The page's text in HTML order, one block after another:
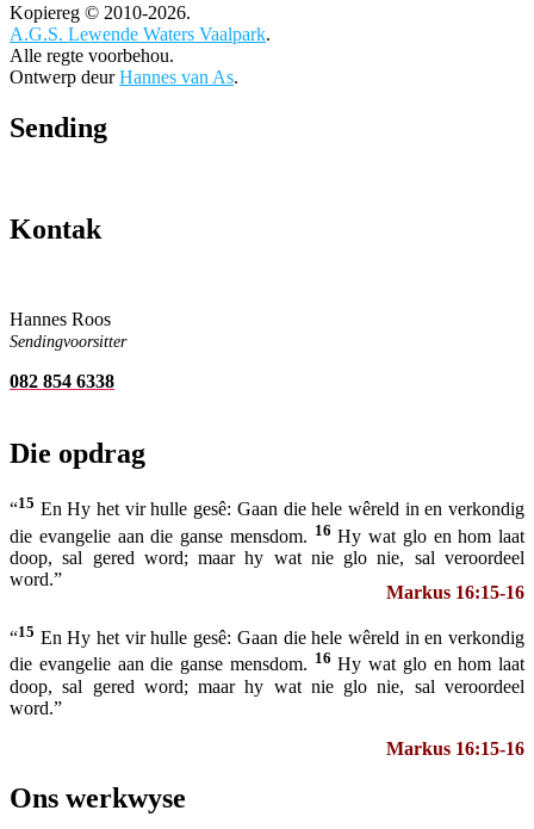
Kopiereg © 2010-2026.
A.G.S. Lewende Waters Vaalpark.
Alle regte voorbehou.
Ontwerp deurHannes van As.
Sending
Kontak
Hannes Roos
Sendingvoorsitter
082 854 6338
Die opdrag
“15 En Hy het vir hulle gesê: Gaan die hele wêreld in en verkondig
die evangelie aan die ganse mensdom. 16 Hy wat glo en hom laat
doop, sal gered word; maar hy wat nie glo nie, sal veroordeel
word.”
Markus 16:15-16
“15 En Hy het vir hulle gesê: Gaan die hele wêreld in en verkondig
die evangelie aan die ganse mensdom. 16 Hy wat glo en hom laat
doop, sal gered word; maar hy wat nie glo nie, sal veroordeel
word.”
Markus 16:15-16
Ons werkwyse